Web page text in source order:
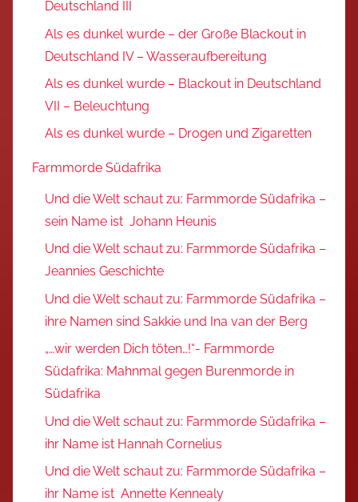
Deutschland III
Als es dunkel wurde – der Große Blackout in
Deutschland IV – Wasseraufbereitung
Als es dunkel wurde – Blackout in Deutschland
VII – Beleuchtung
Als es dunkel wurde – Drogen und Zigaretten
Farmmorde Südafrika
Und die Welt schaut zu: Farmmorde Südafrika –
sein Name ist Johann Heunis
Und die Welt schaut zu: Farmmorde Südafrika –
Jeannies Geschichte
Und die Welt schaut zu: Farmmorde Südafrika –
ihre Namen sind Sakkie und Ina van der Berg
„…wir werden Dich töten…!“- Farmmorde
Südafrika: Mahnmal gegen Burenmorde in
Südafrika
Und die Welt schaut zu: Farmmorde Südafrika –
ihr Name ist Hannah Cornelius
Und die Welt schaut zu: Farmmorde Südafrika –
ihr Name ist Annette Kennealy